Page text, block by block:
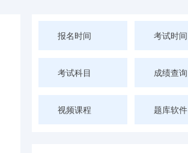
报名时间 考试时间
考试科目 成绩查询
视频课程 题库软件